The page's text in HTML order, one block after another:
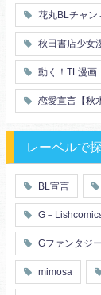
花丸BLチャ
秋田書店少女
動く！TL漫画
恋愛宣言【秋
レーベルで
BL宣言
G－
Gファンタジ
mimosa